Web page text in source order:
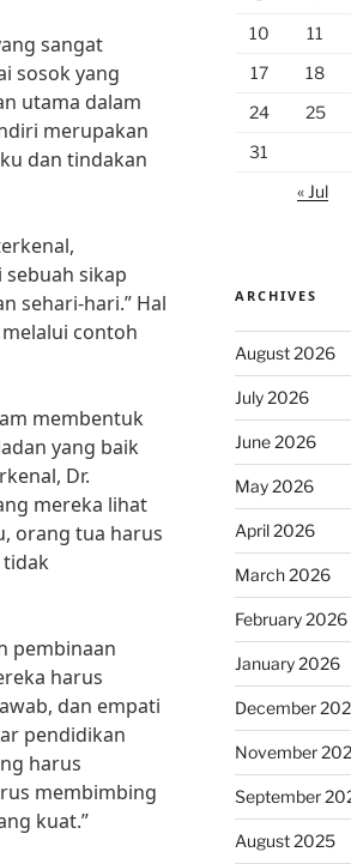
sangat
sosok yang
utama dalam
merupakan
dan tindakan
sikap
sehari-hari.” Hal
contoh
membentuk
yang baik
Dr.
mereka lihat
orang tua harus
tidak
pembinaan
harus
dan empati
pendidikan
harus
membimbing
kuat.”
10
11
17
18
24
25
31
« Jul
ARCHIVES
August 2026
July 2026
June 2026
May 2026
April 2026
March 2026
February 2026
January 2026
December
November
September
August 2025